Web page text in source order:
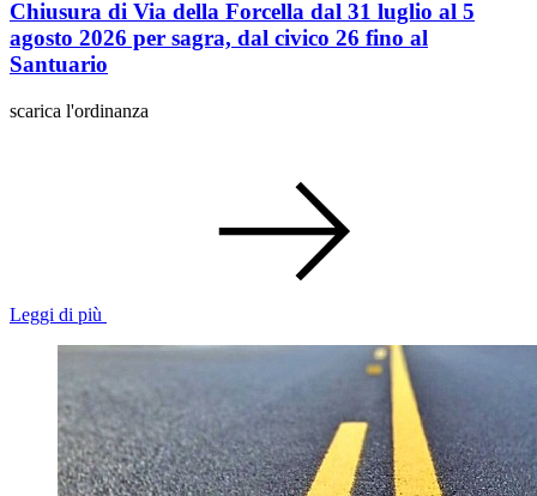
Chiusura di Via della Forcella dal 31 luglio al 5
agosto 2026 per sagra, dal civico 26 fino al
Santuario
scarica l'ordinanza
Leggi di più